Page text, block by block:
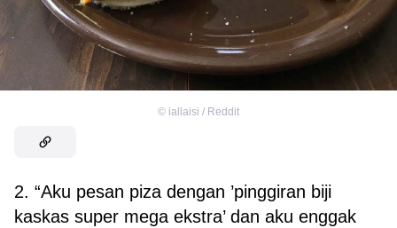
© iallaisi / Reddit
2. “Aku pesan piza dengan ’pinggiran biji
kaskas super mega ekstra’ dan aku enggak